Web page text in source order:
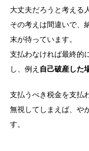
大丈夫だろうと考える
その考えは間違いで、
末が待っています。
支払わなければ最終的
し、例え 自己破産した
支払うべき税金を支払
無視してしまえば、や
す。